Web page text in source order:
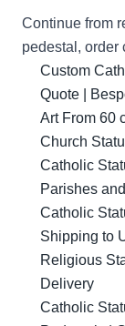
Continue from
pedestal, order
Custom
Quote |
Art From 60
Church
Catholic
Parishes
Catholic
Shipping to
Religious
Delivery
Catholic